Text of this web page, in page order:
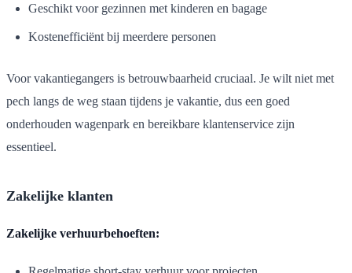
Geschikt voor gezinnen met kinderen en bagage
Kostenefficiënt bij meerdere personen
Voor vakantiegangers is betrouwbaarheid cruciaal. Je wilt niet met
pech langs de weg staan tijdens je vakantie, dus een goed
onderhouden wagenpark en bereikbare klantenservice zijn
essentieel.
Zakelijke klanten
Zakelijke verhuurbehoeften: